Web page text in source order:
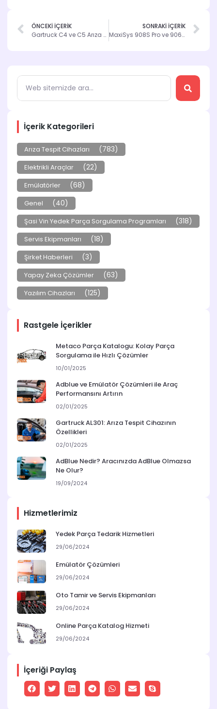
İçerik Kategorileri
Arıza Tespit Cihazları (783)
Elektrikli Araçlar (22)
Emülatörler (68)
Genel (40)
Şasi Vin Yedek Parça Sorgulama Programları (318)
Servis Ekipmanları (18)
Şirket Haberleri (3)
Yapay Zeka Çözümler (63)
Yazılım Cihazları (125)
Rastgele İçerikler
Metaco Parça Katalogu: Kolay Parça
Sorgulama ile Hızlı Çözümler
10/01/2025
Adblue ve Emülatör Çözümleri ile Araç
Performansını Artırın
02/01/2025
Gartruck AL301: Arıza Tespit Cihazının
Özellikleri
02/01/2025
AdBlue Nedir? Aracınızda AdBlue Olmazsa
Ne Olur?
19/09/2024
Hizmetlerimiz
Yedek Parça Tedarik Hizmetleri
29/06/2024
Emülatör Çözümleri
29/06/2024
Oto Tamir ve Servis Ekipmanları
29/06/2024
Online Parça Katalog Hizmeti
29/06/2024
İçeriği Paylaş
ÖNCEKİ İÇERİK
Gartruck C4 ve C5 Arıza Tespit Cihazları Karşılaştırması
SONRAKİ İÇERİK
MaxiSys 908S Pro ve 906BT Arasındaki Farklar